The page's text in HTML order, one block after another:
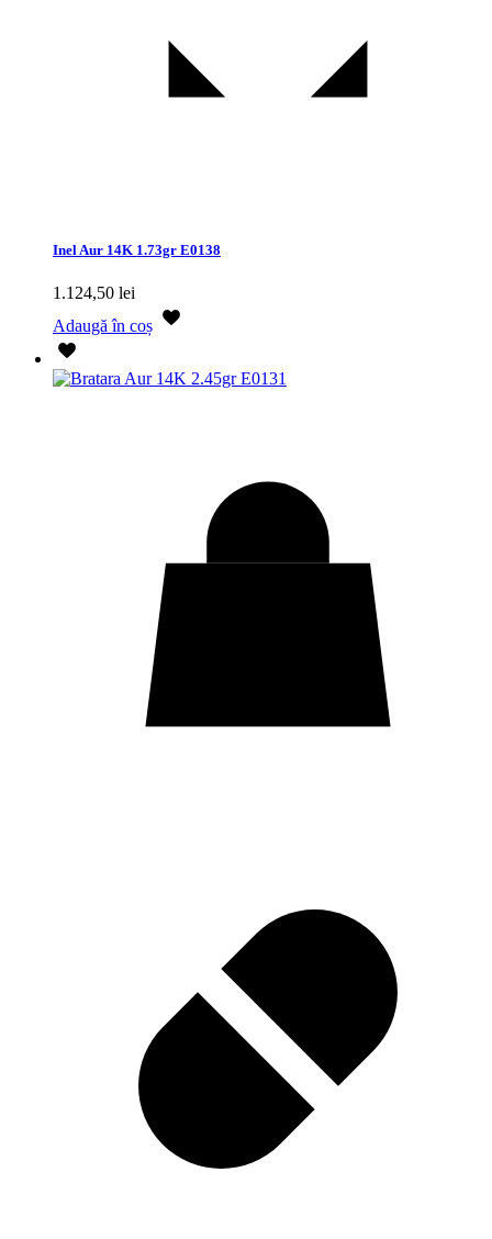
Inel Aur 14K 1.73gr E0138
1.124,50 lei
Adaugă în coș